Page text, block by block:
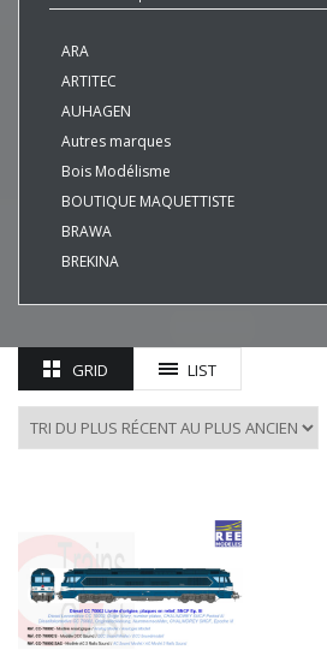
ARA
ARTITEC
AUHAGEN
Autres marques
Bois Modélisme
BOUTIQUE MAQUETTISTE
BRAWA
BREKINA
CLEOPATRE
DECAPOD
DISQUE ROUGE
HAXO-3D
HEKI
HERKAT
GRID LIST